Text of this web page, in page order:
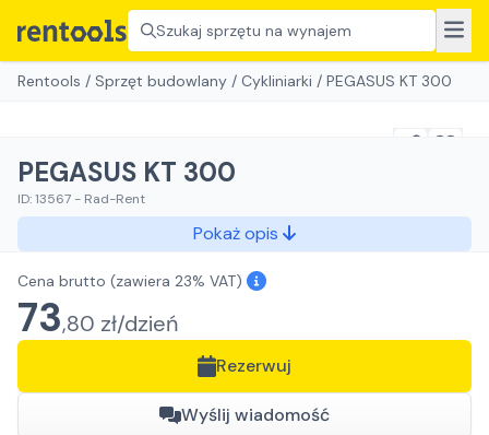
Szukaj sprzętu na wynajem
Rentools / Sprzęt budowlany / Cykliniarki / PEGASUS KT 300
PEGASUS KT 300
ID:13567 - Rad-Rent
Pokaż opis
Cena brutto (zawiera 23% VAT)
73,80 zł/dzień
Rezerwuj
Wyślij wiadomość